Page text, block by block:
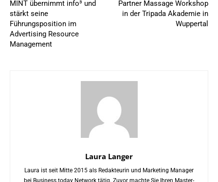
MINT übernimmt info³ und
stärkt seine
Führungsposition im
Advertising Resource
Management
Partner Massage Workshop
in der Tripada Akademie in
Wuppertal
Laura Langer
Laura ist seit Mitte 2015 als Redakteurin und Marketing Manager